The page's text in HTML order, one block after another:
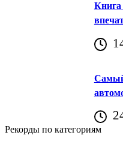
Книга
Рекорды по категориям